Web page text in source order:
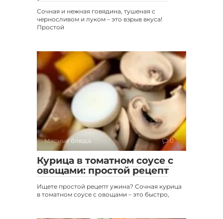
Сочная и нежная говядина, тушеная с
черносливом и луком – это взрыв вкуса!
Простой
Мясные блюда 0
Курица в томатном соусе с
овощами: простой рецепт
Ищете простой рецепт ужина? Сочная курица
в томатном соусе с овощами – это быстро,